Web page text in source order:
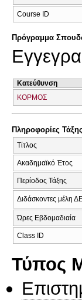
Course ID
Πρόγραμμα
Κατεύθυνση
ΚΟΡΜΟΣ
Πληροφορίες Τάξης
Τίτλος
Ακαδημαϊκό Έτος
Περίοδος Τάξης
Διδάσκοντες μέλη
Ώρες Εβδομαδιαία
Class ID
Τύπος